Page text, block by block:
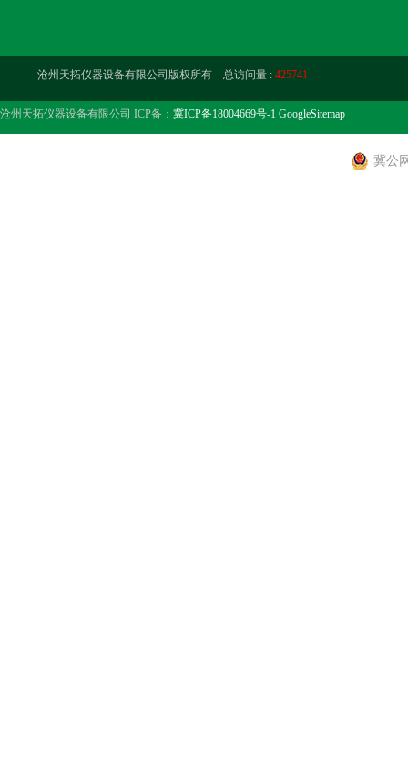
沧州天拓仪器设备有限公司版权所有 总访问量 : 425741
沧州天拓仪器设备有限公司 ICP备： 冀ICP备18004669号-1 GoogleSitemap
冀公